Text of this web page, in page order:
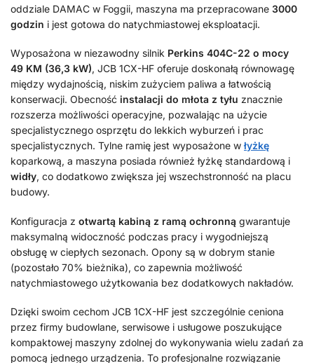
oddziale DAMAC w Foggii, maszyna ma przepracowane 3000
godzin i jest gotowa do natychmiastowej eksploatacji.
Wyposażona w niezawodny silnik Perkins 404C-22 o mocy
49 KM (36,3 kW), JCB 1CX-HF oferuje doskonałą równowagę
między wydajnością, niskim zużyciem paliwa a łatwością
konserwacji. Obecność instalacji do młota z tyłu znacznie
rozszerza możliwości operacyjne, pozwalając na użycie
specjalistycznego osprzętu do lekkich wyburzeń i prac
specjalistycznych. Tylne ramię jest wyposażone w łyżkę
koparkową, a maszyna posiada również łyżkę standardową i
widły, co dodatkowo zwiększa jej wszechstronność na placu
budowy.
Konfiguracja z otwartą kabiną z ramą ochronną gwarantuje
maksymalną widoczność podczas pracy i wygodniejszą
obsługę w ciepłych sezonach. Opony są w dobrym stanie
(pozostało 70% bieżnika), co zapewnia możliwość
natychmiastowego użytkowania bez dodatkowych nakładów.
Dzięki swoim cechom JCB 1CX-HF jest szczególnie ceniona
przez firmy budowlane, serwisowe i usługowe poszukujące
kompaktowej maszyny zdolnej do wykonywania wielu zadań za
pomocą jednego urządzenia. To profesjonalne rozwiązanie